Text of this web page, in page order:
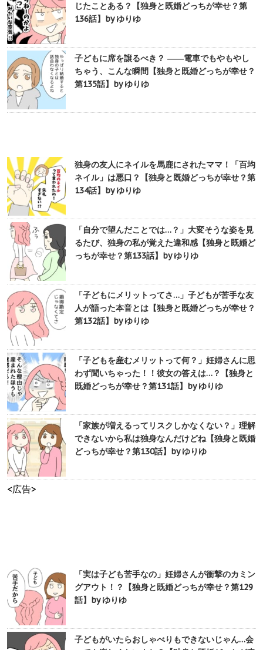
じたことある？【独身と既婚どっちが幸せ？第
136話】by ゆりゆ
子どもに席を譲るべき？ ――電車でもやもやし
ちゃう、こんな瞬間【独身と既婚どっちが幸せ？
第135話】by ゆりゆ
独身の友人にネイルを馬鹿にされたママ！「百均
ネイル」は悪口？【独身と既婚どっちが幸せ？第
134話】by ゆりゆ
「自分で望んだことでは…？」大変そうな姿を見
るたび、独身の私が覚えた違和感【独身と既婚ど
っちが幸せ？第133話】by ゆりゆ
「子どもにメリットってさ…」子どもが苦手な友
人が語った本音とは【独身と既婚どっちが幸せ？
第132話】by ゆりゆ
「子どもを産むメリットって何？」妊婦さんに思
わず聞いちゃった！！彼女の答えは…？【独身と
既婚どっちが幸せ？第131話】by ゆりゆ
「家族が増えるってリスクしかなくない？」理解
できないから私は独身なんだけどね【独身と既婚
どっちが幸せ？第130話】by ゆりゆ
<広告>
「実は子ども苦手なの」妊婦さんが衝撃のカミン
グアウト！？【独身と既婚どっちが幸せ？第129
話】by ゆりゆ
子どもがいたらおしゃべりもできないじゃん…会